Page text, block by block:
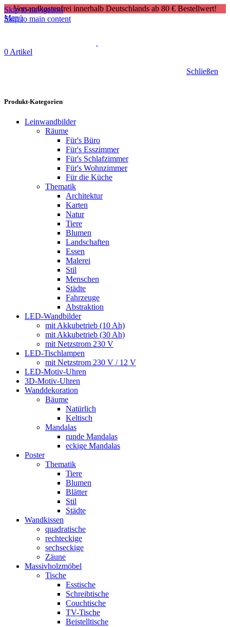
Skip to navigation
Skip to main content
Versandkostenfrei innerhalb Deutschlands ab 80 € Bestellwert!
Menü
0 Artikel
Schließen
Produkt-Kategorien
Leinwandbilder
Räume
Für's Büro
Für's Esszimmer
Für's Schlafzimmer
Für's Wohnzimmer
Für die Küche
Thematik
Architektur
Karten
Natur
Tiere
Blumen
Landschaften
Essen
Malerei
Stil
Menschen
Städte
Fahrzeuge
Abstraktion
LED-Wandbilder
mit Akkubetrieb (10 Ah)
mit Akkubetrieb (30 Ah)
mit Netzstrom 230 V
LED-Tischlampen
mit Netzstrom 230 V / 12 V
LED-Motiv-Uhren
3D-Motiv-Uhren
Wanddekoration
Bäume
Natürlich
Keltisch
Mandalas
runde Mandalas
eckige Mandalas
Poster
Thematik
Tiere
Blumen
Blätter
Stil
Städte
Wandkissen
quadratische
rechteckige
sechseckige
Zäune
Massivholzmöbel
Tische
Esstische
Schreibtische
Couchtische
TV-Tische
Beistelltische